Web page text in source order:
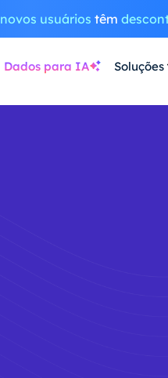
novos usuários têm
Dados para IA Soluções